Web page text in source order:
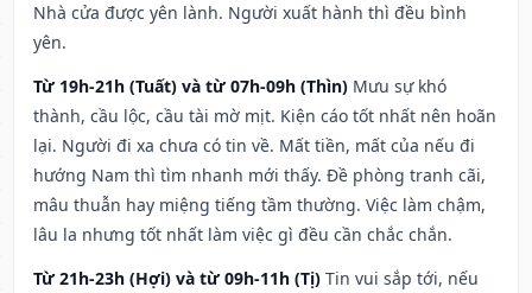
Nhà cửa được yên lành. Người xuất hành thì đều bình
yên.
Từ 19h-21h (Tuất) và từ 07h-09h (Thìn) Mưu sự khó
thành, cầu lộc, cầu tài mờ mịt. Kiện cáo tốt nhất nên hoãn
lại. Người đi xa chưa có tin về. Mất tiền, mất của nếu đi
hướng Nam thì tìm nhanh mới thấy. Đề phòng tranh cãi,
mâu thuẫn hay miệng tiếng tầm thường. Việc làm chậm,
lâu la nhưng tốt nhất làm việc gì đều cần chắc chắn.
Từ 21h-23h (Hợi) và từ 09h-11h (Tị) Tin vui sắp tới, nếu